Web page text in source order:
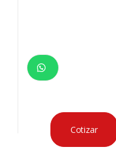
Cotizar